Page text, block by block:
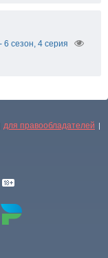
6 сезон, 4 серия
для правообладателей |